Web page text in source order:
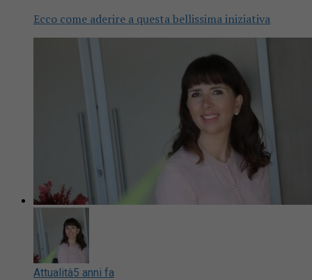
Ecco come aderire a questa bellissima iniziativa
Attualità5 anni fa